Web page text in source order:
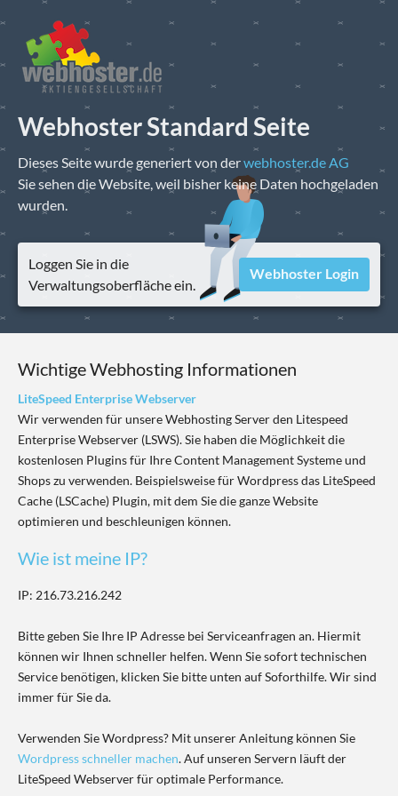
Webhoster Standard Seite
Dieses Seite wurde generiert von derwebhoster.de AG
Sie sehen die Website, weil bisher keine Daten hochgeladen
wurden.
Loggen Sie in die
Verwaltungsoberfläche ein.
Webhoster Login
Wichtige Webhosting Informationen
LiteSpeed Enterprise Webserver
Wir verwenden für unsere Webhosting Server den Litespeed
Enterprise Webserver (LSWS). Sie haben die Möglichkeit die
kostenlosen Plugins für Ihre Content Management Systeme und
Shops zu verwenden. Beispielsweise für Wordpress das LiteSpeed
Cache (LSCache) Plugin, mit dem Sie die ganze Website
optimieren und beschleunigen können.
Wie ist meine IP?
IP: 216.73.216.242
Bitte geben Sie Ihre IP Adresse bei Serviceanfragen an. Hiermit
können wir Ihnen schneller helfen. Wenn Sie sofort technischen
Service benötigen, klicken Sie bitte unten auf Soforthilfe. Wir sind
immer für Sie da.
Verwenden Sie Wordpress? Mit unserer Anleitung können Sie
Wordpress schneller machen. Auf unseren Servern läuft der
LiteSpeed Webserver für optimale Performance.